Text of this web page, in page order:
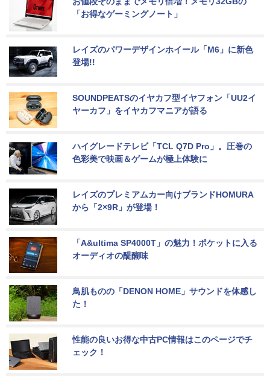
「お得なゲーミングノート」
レイズのパワーデザインホイール「M6」に新色
登場!!
SOUNDPEATSのイヤカフ型イヤフォン「UU2イ
ヤーカフ」をイヤカフマニアが語る
ハイグレードテレビ「TCL Q7D Pro」。圧巻の
色彩美で映画＆ゲームが極上体験に
レイズのプレミアムカー向けブランドHOMURA
から「2×9R」が登場！
「A&ultima SP4000T」の魅力！ポケットに入る
オーディオの醍醐味
鳥肌ものの「DENON HOME」サウンドを体感し
た！
性能の良いお得な中古PC情報はこのページでチ
ェック！